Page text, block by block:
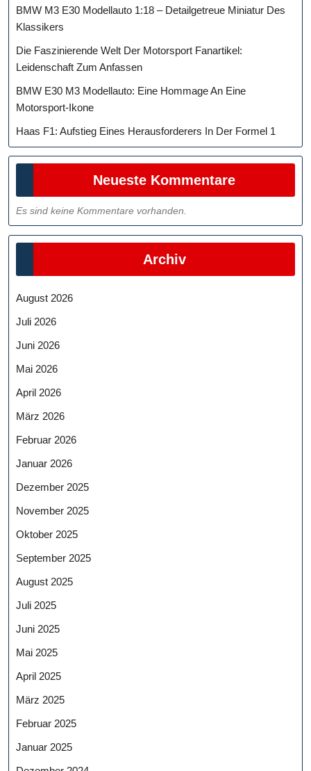
BMW M3 E30 Modellauto 1:18 – Detailgetreue Miniatur Des
Klassikers
Die Faszinierende Welt Der Motorsport Fanartikel:
Leidenschaft Zum Anfassen
BMW E30 M3 Modellauto: Eine Hommage An Eine
Motorsport-Ikone
Haas F1: Aufstieg Eines Herausforderers In Der Formel 1
Neueste Kommentare
Es sind keine Kommentare vorhanden.
Archiv
August 2026
Juli 2026
Juni 2026
Mai 2026
April 2026
März 2026
Februar 2026
Januar 2026
Dezember 2025
November 2025
Oktober 2025
September 2025
August 2025
Juli 2025
Juni 2025
Mai 2025
April 2025
März 2025
Februar 2025
Januar 2025